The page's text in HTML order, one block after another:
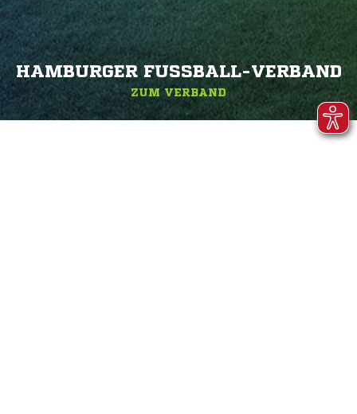
HAMBURGER FUSSBALL-VERBAND
ZUM VERBAND